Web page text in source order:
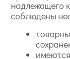
надлежащего
соблюдены